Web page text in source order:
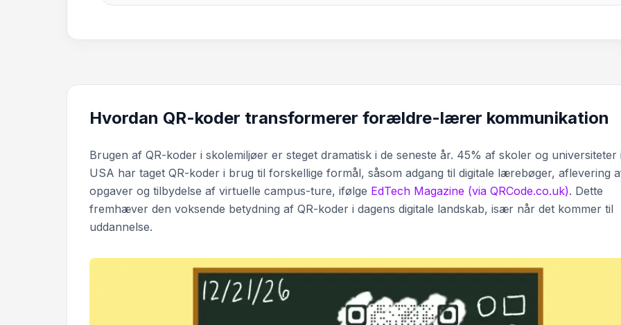
Hvordan QR-koder transformerer forældre-lærer kommunikation
Brugen af QR-koder i skolemiljøer er steget dramatisk i de seneste år. 45% af skoler og universiteter i
USA har taget QR-koder i brug til forskellige formål, såsom adgang til digitale lærebøger, aflevering
opgaver og tilbydelse af virtuelle campus-ture, ifølge EdTech Magazine (via QRCode.co.uk). Dette
fremhæver den voksende betydning af QR-koder i dagens digitale landskab, især når det kommer til
uddannelse.